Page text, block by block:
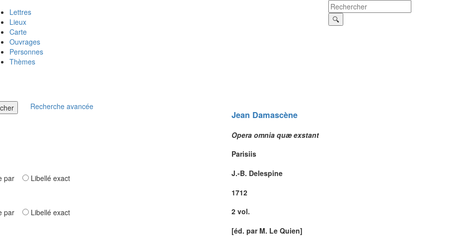
Lettres
Lieux
Carte
Ouvrages
Personnes
Thèmes
Recherche avancée
par Libellé exact
par Libellé exact
Jean Damascène
Opera omnia quæ exstant
Parisiis
J.-B. Delespine
1712
2 vol.
[éd. par M. Le Quien]